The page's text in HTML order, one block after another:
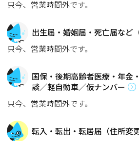
只今、営業時間外です。
出生届・婚姻届・死亡届など
只今、営業時間外です。
国保・後期高齢者医療・年金
談／軽自動車／仮ナンバー
只今、営業時間外です。
転入・転出・転居届（住所変